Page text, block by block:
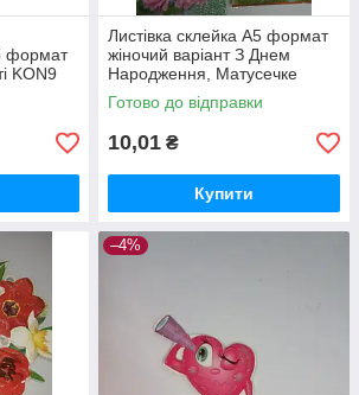
формат
KON9
Листівка склейка А5 формат
жіночий варіант З Днем
Народження, Матусечке
виды як на фото KON10
Готово до відправки
10,01 ₴
Купити
–4%